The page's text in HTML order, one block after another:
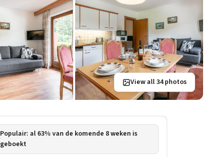
View all 34 photos
Populair: al 63% van de komende 8 weken is
geboekt